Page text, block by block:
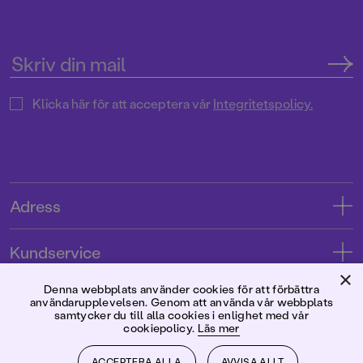
Klicka här för att acceptera vårIntegritetspolicy.
Adress
Tryckerigatan 4
Kundservice
Kontakta oss
Kundservice
Användarvillkor intressenter
Förlaget
×
Denna webbplats använder cookies för att förbättra
användarupplevelsen. Genom att använda vår webbplats
samtycker du till alla cookies i enlighet med vår
cookiepolicy. Läs mer